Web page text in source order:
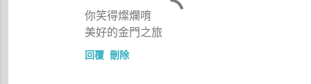
你笑得燦爛唷
美好的金門之旅
回覆 刪除